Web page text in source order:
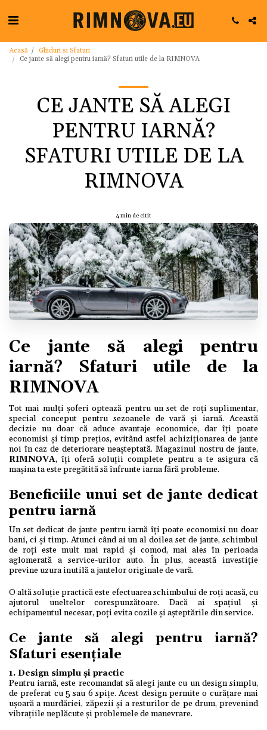
Acasă
Ghiduri si Sfaturi
Ce jante să alegi pentru iarnă? Sfaturi utile de la RIMNOVA
CE JANTE SĂ ALEGI
PENTRU IARNĂ?
SFATURI UTILE DE LA
RIMNOVA
4 min de citit
Ce jante să alegi pentru
iarnă? Sfaturi utile de la
RIMNOVA
Tot mai mulți șoferi optează pentru un set de roți suplimentar,
special conceput pentru sezoanele de vară și iarnă. Această
decizie nu doar că aduce avantaje economice, dar îți poate
economisi și timp prețios, evitând astfel achiziționarea de jante
noi în caz de deteriorare neașteptată. Magazinul nostru de jante,
RIMNOVA, îți oferă soluții complete pentru a te asigura că
mașina ta este pregătită să înfrunte iarna fără probleme.
Beneficiile unui set de jante dedicat
pentru iarnă
Un set dedicat de jante pentru iarnă îți poate economisi nu doar
bani, ci și timp. Atunci când ai un al doilea set de jante, schimbul
de roți este mult mai rapid și comod, mai ales în perioada
aglomerată a service-urilor auto. În plus, această investiție
previne uzura inutilă a jantelor originale de vară.
O altă soluție practică este efectuarea schimbului de roți acasă, cu
ajutorul uneltelor corespunzătoare. Dacă ai spațiul și
echipamentul necesar, poți evita cozile și așteptările din service.
Ce jante să alegi pentru iarnă?
Sfaturi esențiale
1. Design simplu și practic
Pentru iarnă, este recomandat să alegi jante cu un design simplu,
de preferat cu 5 sau 6 spițe. Acest design permite o curățare mai
ușoară a murdăriei, zăpezii și a resturilor de pe drum, prevenind
vibrațiile neplăcute și problemele de manevrare.